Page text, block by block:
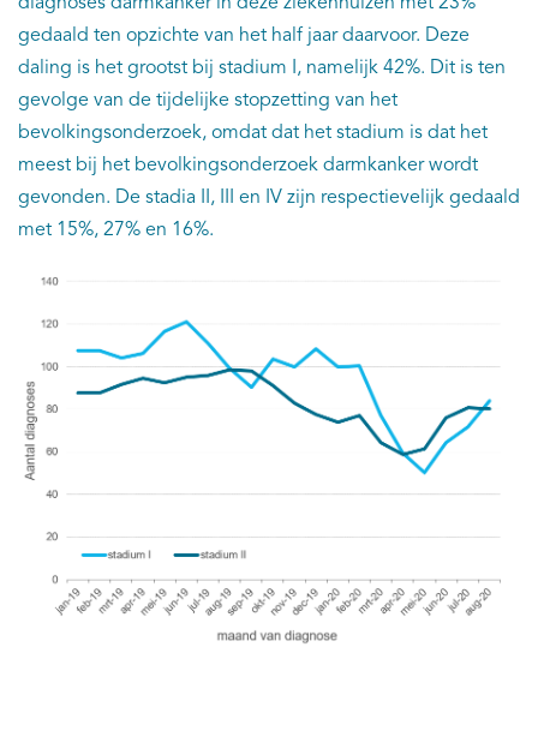
gedaald ten opzichte van het half jaar daarvoor. Deze
daling is het grootst bij stadium I, namelijk 42%. Dit is ten
gevolge van de tijdelijke stopzetting van het
bevolkingsonderzoek, omdat dat het stadium is dat het
meest bij het bevolkingsonderzoek darmkanker wordt
gevonden. De stadia II, III en IV zijn respectievelijk gedaald
met 15%, 27% en 16%.